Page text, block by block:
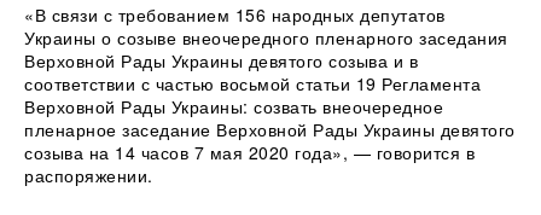
«В связи с требованием 156 народных депутатов
Украины о созыве внеочередного пленарного заседания
Верховной Рады Украины девятого созыва и в
соответствии с частью восьмой статьи 19 Регламента
Верховной Рады Украины: созвать внеочередное
пленарное заседание Верховной Рады Украины девятого
созыва на 14 часов 7 мая 2020 года», — говорится в
распоряжении.